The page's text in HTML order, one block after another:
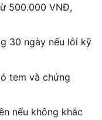
500.000 VNĐ,
30 ngày nếu lỗi kỹ
tem và chứng
nếu không khắc